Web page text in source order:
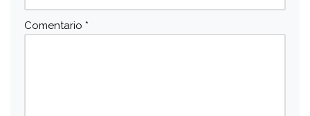
Comentario *